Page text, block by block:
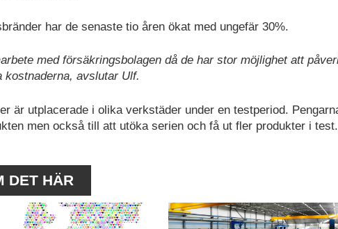
har de senaste tio åren ökat med ungefär 30%.
med försäkringsbolagen då de har stor möjlighet att
avslutar Ulf.
är utplacerade i olika verkstäder under en testperiod.
men också till att utöka serien och få ut fler produkter i test.
DET HÄR